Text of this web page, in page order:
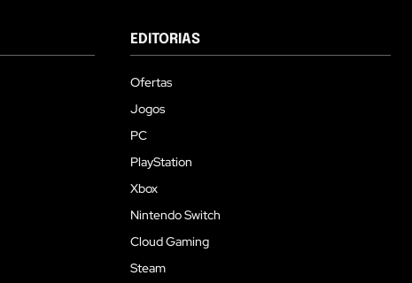
EDITORIAS
Ofertas
Jogos
PC
PlayStation
Xbox
Nintendo Switch
Cloud Gaming
Steam